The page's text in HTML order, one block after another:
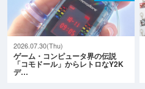
2026.07.30(Thu)
ゲーム・コンピュータ界の伝説
「コモドール」からレトロなY2K
デ…